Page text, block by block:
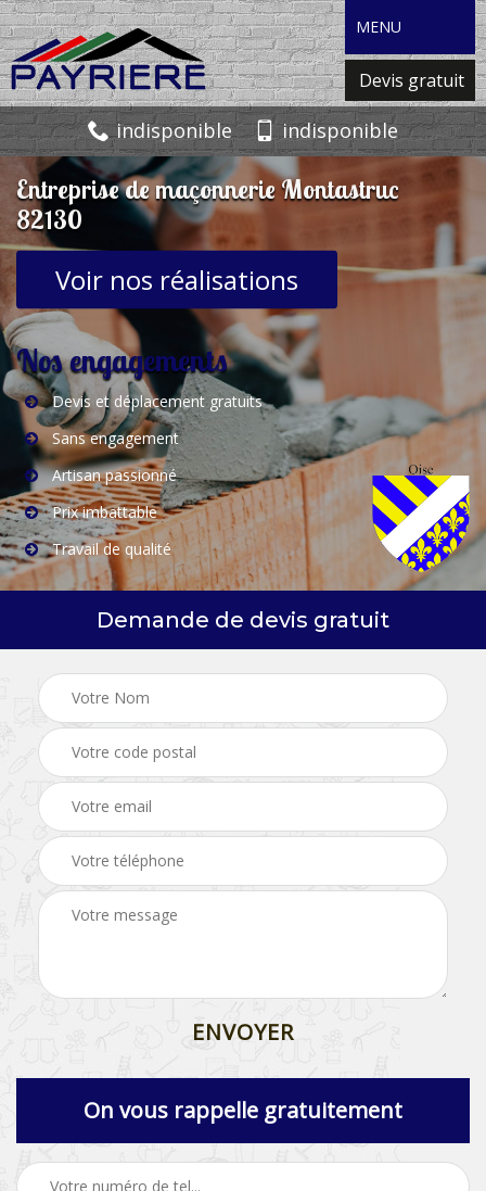
MENU
Devis gratuit
indisponible indisponible
Entreprise de maçonnerie Montastruc
82130
Voir nos réalisations
Nos engagements
Devis et déplacement gratuits
Sans engagement
Artisan passionné
Prix imbattable
Travail de qualité
Demande de devis gratuit
On vous rappelle gratuitement